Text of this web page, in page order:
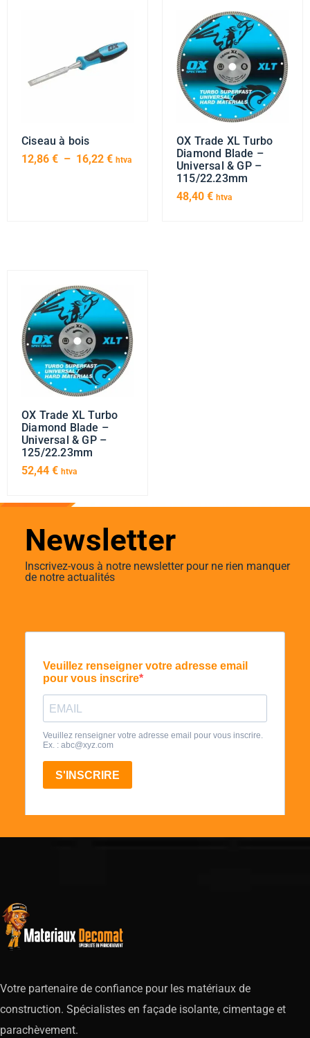
Ciseau à bois
12,86 € – 16,22 € htva
OX Trade XL Turbo
Diamond Blade –
Universal & GP –
115/22.23mm
48,40 € htva
OX Trade XL Turbo
Diamond Blade –
Universal & GP –
125/22.23mm
52,44 € htva
Newsletter
Inscrivez-vous à notre newsletter pour ne rien manquer
de notre actualités
Votre partenaire de confiance pour les matériaux de
construction. Spécialistes en façade isolante, cimentage et
parachèvement.